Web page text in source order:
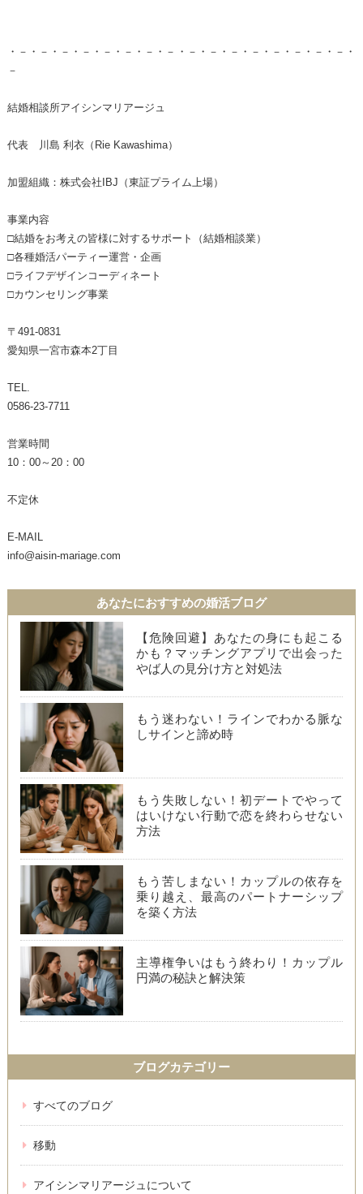
・－・－・－・－・－・－・－・－・－・－・－・－・－・－・－・－・
－
結婚相談所アイシンマリアージュ
代表 川島 利衣（Rie Kawashima）
加盟組織：株式会社IBJ（東証プライム上場）
事業内容
□結婚をお考えの皆様に対するサポート（結婚相談業）
□各種婚活パーティー運営・企画
□ライフデザインコーディネート
□カウンセリング事業
〒491-0831
愛知県一宮市森本2丁目
TEL.
0586-23-7711
営業時間
10：00～20：00
不定休
E-MAIL
info@aisin-mariage.com
あなたにおすすめの婚活ブログ
【危険回避】あなたの身にも起こる
かも？マッチングアプリで出会った
やば人の見分け方と対処法
もう迷わない！ラインでわかる脈な
しサインと諦め時
もう失敗しない！初デートでやって
はいけない行動で恋を終わらせない
方法
もう苦しまない！カップルの依存を
乗り越え、最高のパートナーシップ
を築く方法
主導権争いはもう終わり！カップル
円満の秘訣と解決策
ブログカテゴリー
すべてのブログ
移動
アイシンマリアージュについて